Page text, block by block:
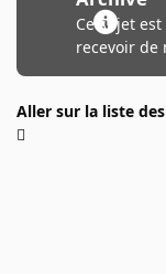
Ce sujet
recevoir de
Aller sur la liste